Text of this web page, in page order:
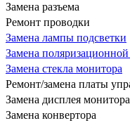
Замена разъема
Ремонт проводки
Замена лампы подсветки
Замена
Замена стекла монитора
Ремонт/замена платы
Замена дисплея монитора
Замена конвертора